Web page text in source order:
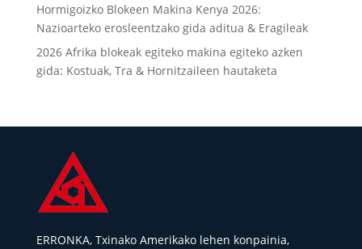
Hormigoizko Blokeen Makina Kenya 2026:
Nazioarteko erosleentzako gida aditua & Eragileak
2026 Afrika blokeak egiteko makina egiteko azken
gida: Kostuak, Tra & Hornitzaileen hautaketa
ERRONKA, Txinako Amerikako lehen konpainia,